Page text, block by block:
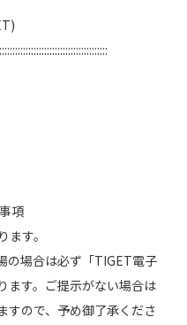
項
す。
の場合は必ず「TIGET電子
ます。ご提示がない場合は
すので、予め御了承くださ